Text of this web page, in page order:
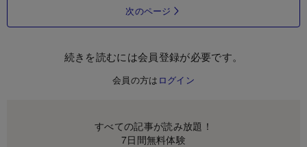
次のページ
続きを読むには会員登録が必要です。
会員の方は ログイン
すべての記事が読み放題！
7日間無料体験